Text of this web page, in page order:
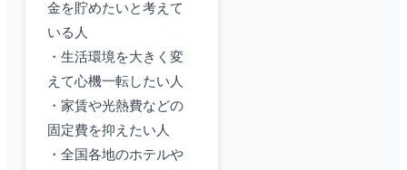
金を貯めたいと考えて
いる人
・生活環境を大きく変
えて心機一転したい人
・家賃や光熱費などの
固定費を抑えたい人
・全国各地のホテルや